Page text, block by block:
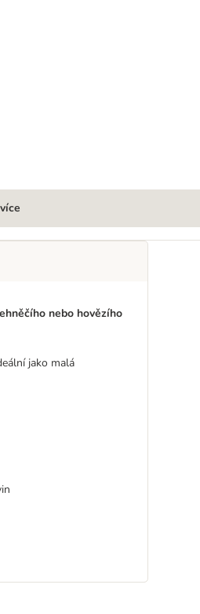
nebo hovězího
jako malá